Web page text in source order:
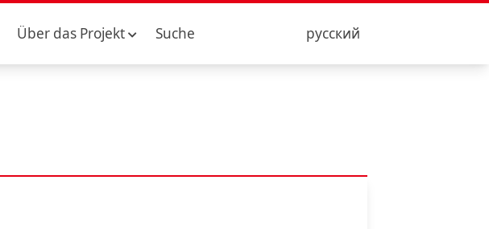
Über das Projekt Suche русский